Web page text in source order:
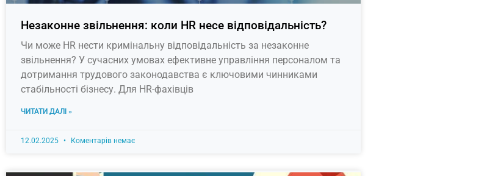
Незаконне звільнення: коли HR несе відповідальність?
Чи може HR нести кримінальну відповідальність за незаконне
звільнення? У сучасних умовах ефективне управління персоналом та
дотримання трудового законодавства є ключовими чинниками
стабільності бізнесу. Для HR-фахівців
ЧИТАТИ ДАЛІ »
12.02.2025 Коментарів немає